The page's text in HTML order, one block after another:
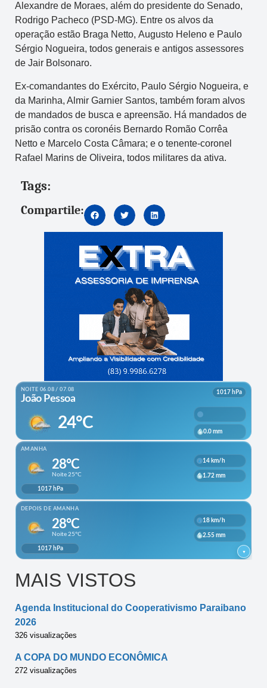
Alexandre de Moraes, além do presidente do Senado,
Rodrigo Pacheco (PSD-MG). Entre os alvos da
operação estão Braga Netto, Augusto Heleno e Paulo
Sérgio Nogueira, todos generais e antigos assessores
de Jair Bolsonaro.
Ex-comandantes do Exército, Paulo Sérgio Nogueira, e
da Marinha, Almir Garnier Santos, também foram alvos
de mandados de busca e apreensão. Há mandados de
prisão contra os coronéis Bernardo Romão Corrêa
Netto e Marcelo Costa Câmara; e o tenente-coronel
Rafael Marins de Oliveira, todos militares da ativa.
Tags:
Compartile:
MAIS VISTOS
Agenda Institucional do Cooperativismo Paraibano
2026
326 visualizações
A COPA DO MUNDO ECONÔMICA
272 visualizações